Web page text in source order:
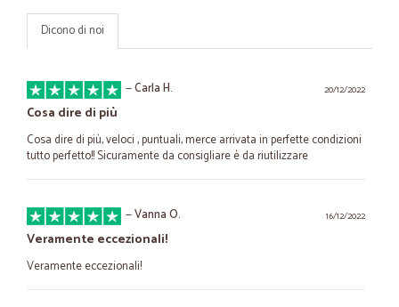
Dicono di noi
20/12/2022
—Carla H.
Cosa dire di più
Cosa dire di più, veloci , puntuali, merce arrivata in perfette condizioni
tutto perfetto!! Sicuramente da consigliare è da riutilizzare
16/12/2022
—Vanna O.
Veramente eccezionali!
Veramente eccezionali!